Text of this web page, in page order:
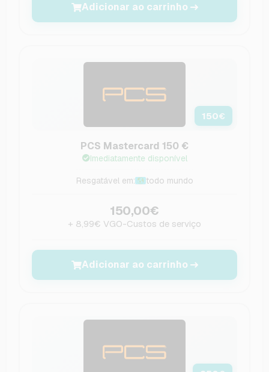
Adicionar ao carrinho
150€
PCS Mastercard 150 €
Imediatamente disponível
Resgatável em: todo mundo
150,00€
+ 8,99€ VGO-Custos de serviço
Adicionar ao carrinho